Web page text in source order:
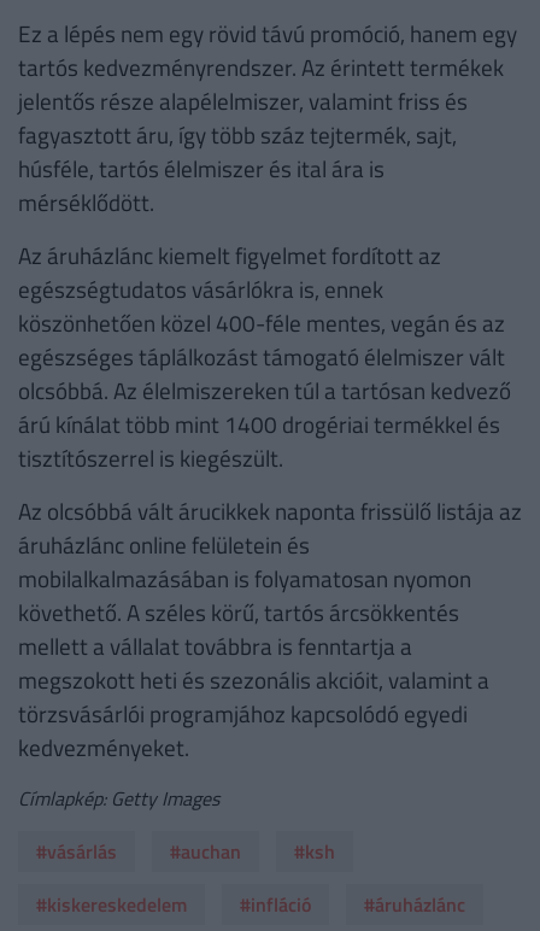
Ez a lépés nem egy rövid távú promóció, hanem egy
tartós kedvezményrendszer. Az érintett termékek
jelentős része alapélelmiszer, valamint friss és
fagyasztott áru, így több száz tejtermék, sajt,
húsféle, tartós élelmiszer és ital ára is
mérséklődött.
Az áruházlánc kiemelt figyelmet fordított az
egészségtudatos vásárlókra is, ennek
köszönhetően közel 400-féle mentes, vegán és az
egészséges táplálkozást támogató élelmiszer vált
olcsóbbá. Az élelmiszereken túl a tartósan kedvező
árú kínálat több mint 1400 drogériai termékkel és
tisztítószerrel is kiegészült.
Az olcsóbbá vált árucikkek naponta frissülő listája az
áruházlánc online felületein és
mobilalkalmazásában is folyamatosan nyomon
követhető. A széles körű, tartós árcsökkentés
mellett a vállalat továbbra is fenntartja a
megszokott heti és szezonális akcióit, valamint a
törzsvásárlói programjához kapcsolódó egyedi
kedvezményeket.
Címlapkép: Getty Images
#vásárlás
#auchan
#ksh
#kiskereskedelem
#infláció
#áruházlánc